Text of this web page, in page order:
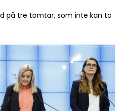
på tre tomtar, som inte kan ta